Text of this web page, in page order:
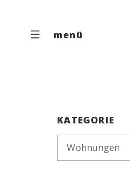
menü
KATEGORIE
Wohnungen